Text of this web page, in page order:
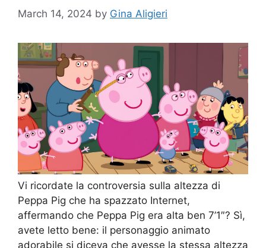
March 14, 2024 by Gina Aligieri
Vi ricordate la controversia sulla altezza di
Peppa Pig che ha spazzato Internet,
affermando che Peppa Pig era alta ben 7’1″? Sì,
avete letto bene: il personaggio animato
adorabile si diceva che avesse la stessa altezza